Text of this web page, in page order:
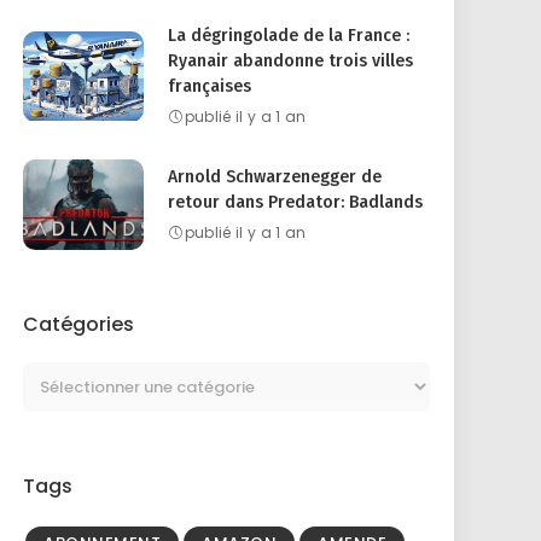
La dégringolade de la France :
Ryanair abandonne trois villes
françaises
publié il y a 1 an
Arnold Schwarzenegger de
retour dans Predator: Badlands
publié il y a 1 an
Catégories
Tags